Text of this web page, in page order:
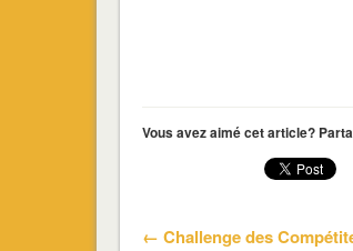
Vous avez aimé cet article?
← Challenge des